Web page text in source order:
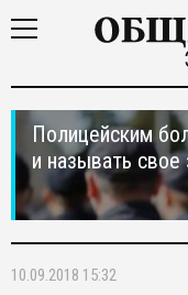
Полицейским
и называть
10.09.2018 15:32